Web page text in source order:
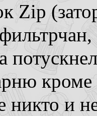
Zip
кроме
никто и